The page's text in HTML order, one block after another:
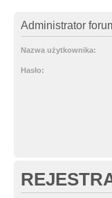
Administrator
Nazwa użytkownika:
Hasło: